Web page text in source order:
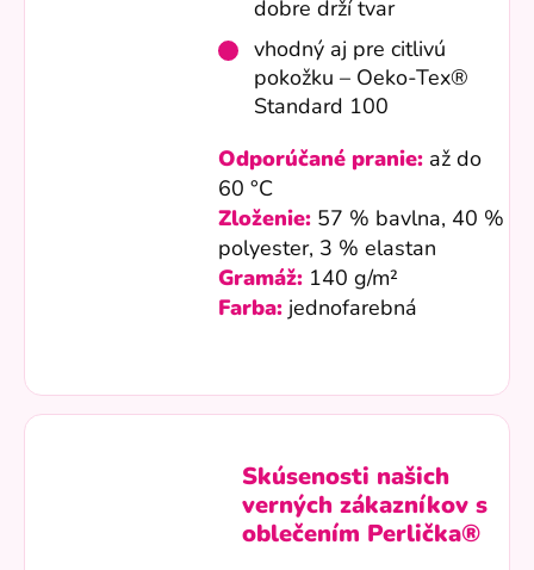
dobre drží tvar
vhodný aj pre citlivú
pokožku – Oeko-Tex®
Standard 100
Odporúčané pranie: až do
60 °C
Zloženie: 57 % bavlna, 40 %
polyester, 3 % elastan
Gramáž: 140 g/m²
Farba: jednofarebná
Skúsenosti našich
verných zákazníkov s
oblečením Perlička®